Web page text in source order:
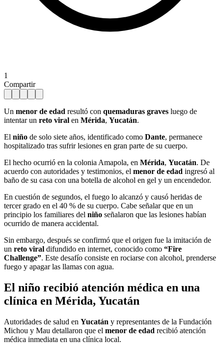
1
Compartir
Un menor de edad resultó con quemaduras graves luego de
intentar un reto viral en Mérida, Yucatán.
El niño de solo siete años, identificado como Dante, permanece
hospitalizado tras sufrir lesiones en gran parte de su cuerpo.
El hecho ocurrió en la colonia Amapola, en Mérida, Yucatán. De
acuerdo con autoridades y testimonios, el menor de edad ingresó al
baño de su casa con una botella de alcohol en gel y un encendedor.
En cuestión de segundos, el fuego lo alcanzó y causó heridas de
tercer grado en el 40 % de su cuerpo. Cabe señalar que en un
principio los familiares del niño señalaron que las lesiones habían
ocurrido de manera accidental.
Sin embargo, después se confirmó que el origen fue la imitación de
un reto viral difundido en internet, conocido como “Fire
Challenge”. Este desafío consiste en rociarse con alcohol, prenderse
fuego y apagar las llamas con agua.
El niño recibió atención médica en una
clínica en Mérida, Yucatán
Autoridades de salud en Yucatán y representantes de la Fundación
Michou y Mau detallaron que el menor de edad recibió atención
médica inmediata en una clínica local.